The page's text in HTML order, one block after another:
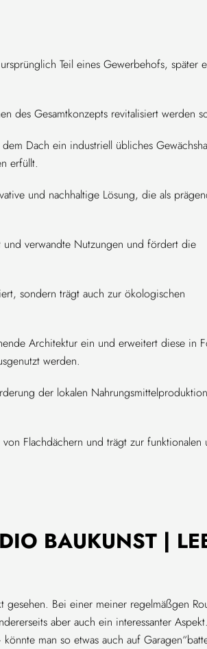
Teil eines Gewerbehofs, später
des Gesamtkonzepts revitalisiert werden
Dach ein industriell übliches
erfüllt.
und nachhaltige Lösung, die als
und verwandte Nutzungen und fördert die
sondern trägt auch zur ökologischen
Architektur ein und erweitert diese in
werden.
der lokalen
Flachdächern und trägt zur funktionalen
BAUKUNST |
Bei einer meiner regelmäßgen
aber auch ein interessanter
man so etwas auch auf